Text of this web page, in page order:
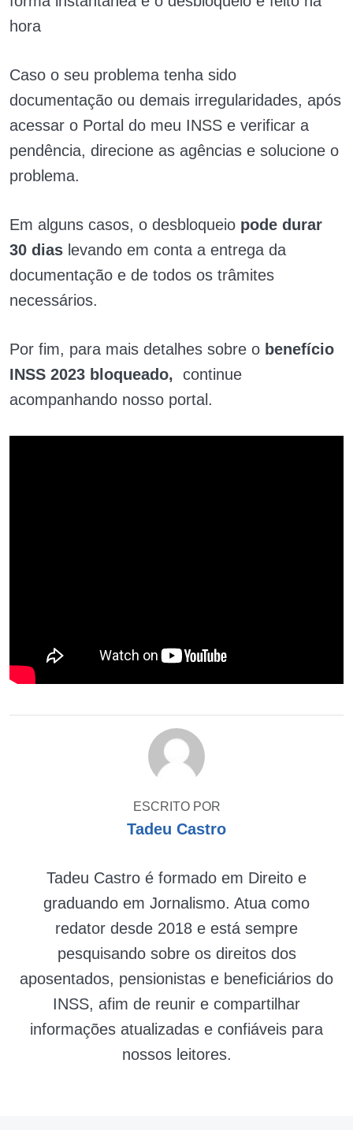
hora
Caso o seu problema tenha sido
documentação ou demais irregularidades, após
acessar o Portal do meu INSS e verificar a
pendência, direcione as agências e solucione o
problema.
Em alguns casos, o desbloqueio pode durar
30 dias levando em conta a entrega da
documentação e de todos os trâmites
necessários.
Por fim, para mais detalhes sobre o benefício
INSS 2023 bloqueado, continue
acompanhando nosso portal.
ESCRITO POR
Tadeu Castro
Tadeu Castro é formado em Direito e
graduando em Jornalismo. Atua como
redator desde 2018 e está sempre
pesquisando sobre os direitos dos
aposentados, pensionistas e beneficiários do
INSS, afim de reunir e compartilhar
informações atualizadas e confiáveis para
nossos leitores.